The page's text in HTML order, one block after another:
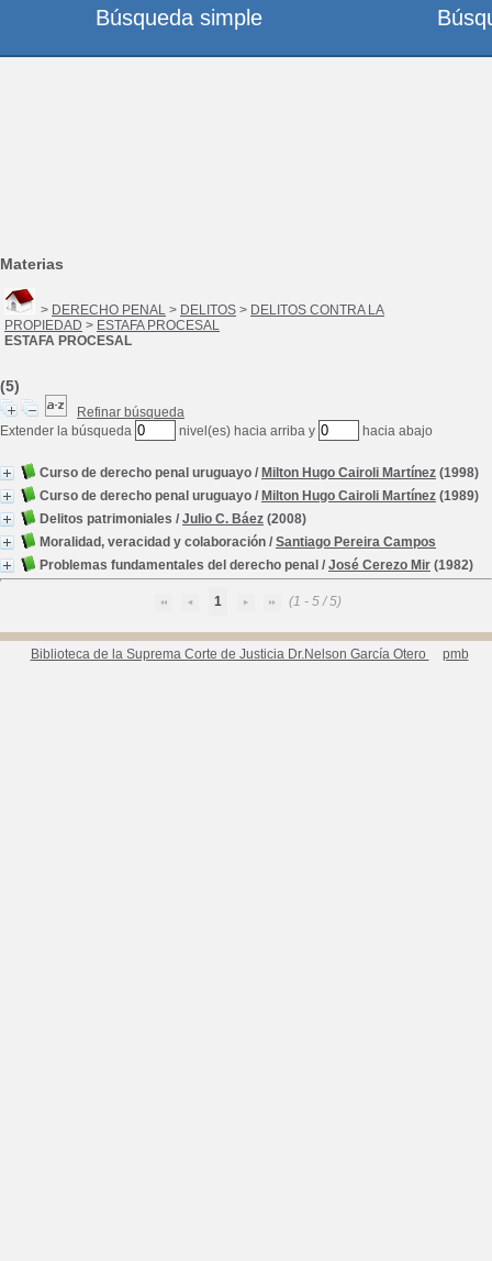
Materias
> DERECHO PENAL > DELITOS > DELITOS CONTRA LA
PROPIEDAD > ESTAFA PROCESAL
ESTAFA PROCESAL
(5)
Refinar búsqueda
Extender la búsqueda
nivel(es) hacia arriba y hacia abajo
Curso de derecho penal uruguayo / Milton Hugo Cairoli Martínez (1998)
Curso de derecho penal uruguayo / Milton Hugo Cairoli Martínez (1989)
Delitos patrimoniales / Julio C. Báez (2008)
Moralidad, veracidad y colaboración / Santiago Pereira Campos
Problemas fundamentales del derecho penal / José Cerezo Mir (1982)
1 (1 - 5 / 5)
Biblioteca de la Suprema Corte de Justicia Dr.Nelson García Otero pmb
Búsqueda simple